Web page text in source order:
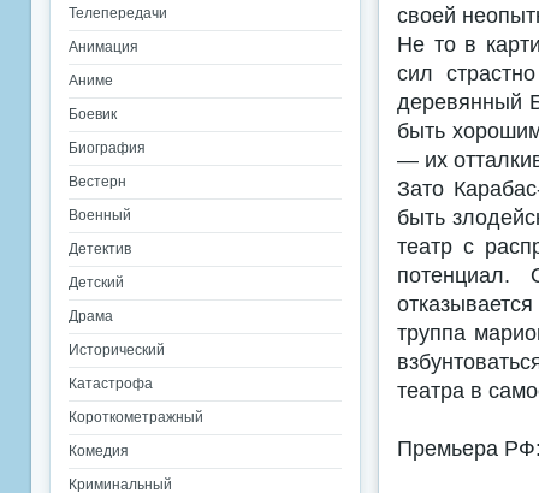
своей
Не то в
сил
деревянный
быть
— их
Зато
быть
театр с
потенциал.
труппа
театра в
Премьера
Телепередачи
Анимация
Аниме
Боевик
Биография
Вестерн
Военный
Детектив
Детский
Драма
Исторический
Катастрофа
Короткометражный
Комедия
Криминальный